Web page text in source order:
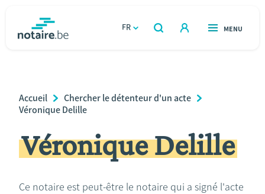
FR
OUVERT
RECHERCHER
OUVERT
MENU
Relations et vivre ensemble
Héritage et donations
Breadcrumb
Accueil
Chercher le détenteur d'un acte
Véronique Delille
Véronique Delille
Ce notaire est peut-être le notaire qui a signé l'acte